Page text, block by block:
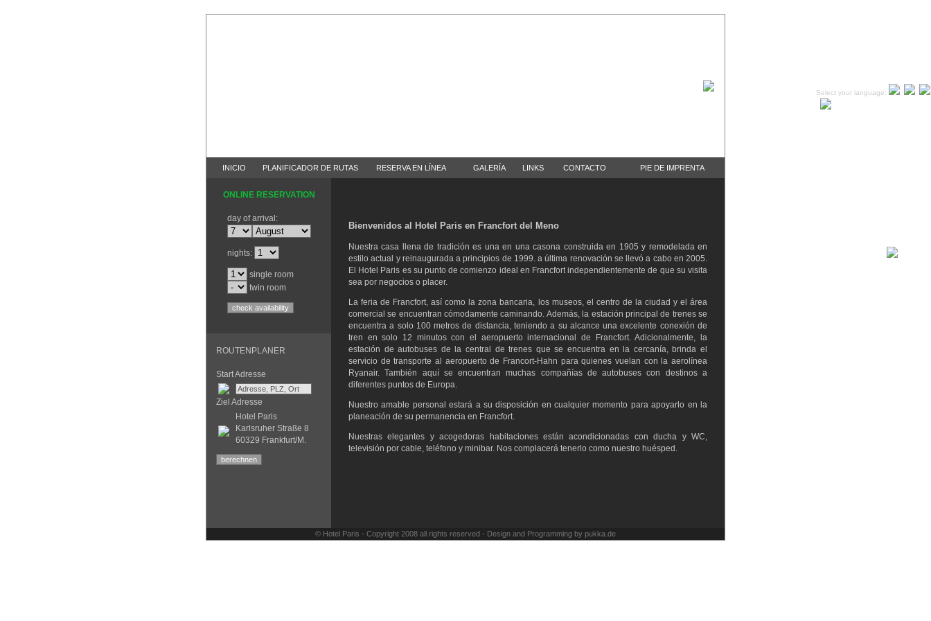
Select your language:
INICIO PLANIFICADOR DE RUTAS RESERVA EN LÍNEA GALERÍA LINKS CONTACTO PIE DE IMPRENTA
ONLINE RESERVATION
day of arrival:
nights:
single room
twin room
ROUTENPLANER
Start Adresse
Ziel Adresse
Hotel Paris
Karlsruher Straße 8
60329 Frankfurt/M.
Bienvenidos al Hotel Paris en Francfort del Meno
Nuestra casa llena de tradición es una en una casona construida en 1905 y remodelada en
estilo actual y reinaugurada a principios de 1999. a última renovación se llevó a cabo en 2005.
El Hotel Paris es su punto de comienzo ideal en Francfort independientemente de que su visita
sea por negocios o placer.
La feria de Francfort, así como la zona bancaria, los museos, el centro de la ciudad y el área
comercial se encuentran cómodamente caminando. Además, la estación principal de trenes se
encuentra a solo 100 metros de distancia, teniendo a su alcance una excelente conexión de
tren en solo 12 minutos con el aeropuerto internacional de Francfort. Adicionalmente, la
estación de autobuses de la central de trenes que se encuentra en la cercanía, brinda el
servicio de transporte al aeropuerto de Francort-Hahn para quienes vuelan con la aerolínea
Ryanair. También aquí se encuentran muchas compañías de autobuses con destinos a
diferentes puntos de Europa.
Nuestro amable personal estará a su disposición en cualquier momento para apoyarlo en la
planeación de su permanencia en Francfort.
Nuestras elegantes y acogedoras habitaciones están acondicionadas con ducha y WC,
televisión por cable, teléfono y minibar. Nos complacerá tenerlo como nuestro huésped.
© Hotel Paris - Copyright 2008 all rights reserved - Design and Programming by pukka.de